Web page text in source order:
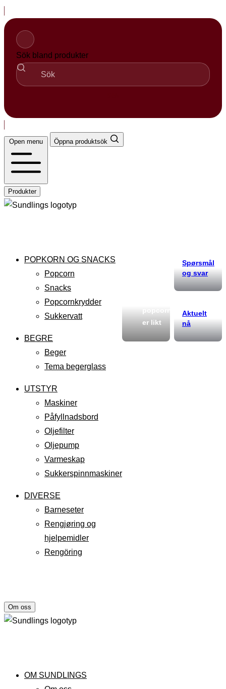
til
innhold
Sök bland produkter
Open menu Öppna produktsök
Produkter
POPKORN OG SNACKS
Popcorn
Snacks
Popcornkrydder
Sukkervatt
BEGRE
Beger
Tema begerglass
UTSTYR
Maskiner
Påfyllnadsbord
Oljefilter
Oljepump
Varmeskap
Sukkerspinnmaskiner
DIVERSE
Barneseter
Rengjøring og
hjelpemidler
Rengöring
er likt
Spørsmål
og svar
Aktuelt
nå
Om oss
OM SUNDLINGS